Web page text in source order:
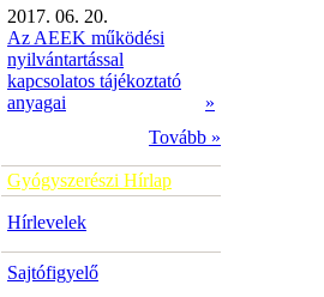
2017. 06. 20.
Az AEEK működési
nyilvántartással
kapcsolatos tájékoztató
anyagai
»
Tovább »
Gyógyszerészi Hírlap
Hírlevelek
Sajtófigyelő